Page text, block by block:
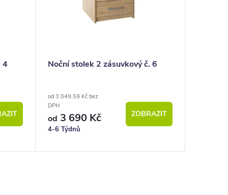
4 Noční stolek 2 zásuvkový č. 6
od 3 049,59 Kč bez
DPH
od 3 690 Kč
4-6 Týdnů
ZOBRAZIT